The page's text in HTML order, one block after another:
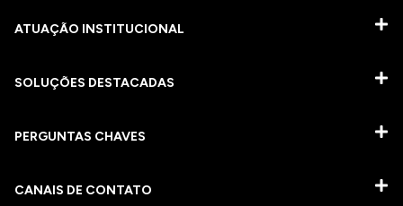
ATUAÇÃO INSTITUCIONAL
SOLUÇÕES DESTACADAS
PERGUNTAS CHAVES​
CANAIS DE CONTATO